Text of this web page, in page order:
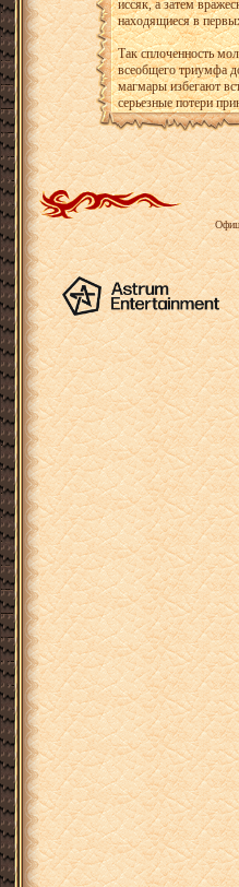
иссяк, а затем
находящиеся в
Так сплоченность
всеобщего триумфа
магмары избегают
серьезные потери